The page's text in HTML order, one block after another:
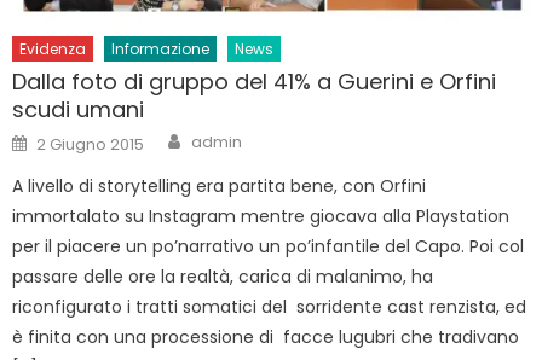
Evidenza Informazione News
Dalla foto di gruppo del 41% a Guerini e Orfini
scudi umani
Posted
on
2 Giugno 2015 Author
admin
A livello di storytelling era partita bene, con Orfini
immortalato su Instagram mentre giocava alla Playstation
per il piacere un po’narrativo un po’infantile del Capo. Poi col
passare delle ore la realtà, carica di malanimo, ha
riconfigurato i tratti somatici del sorridente cast renzista, ed
è finita con una processione di facce lugubri che tradivano